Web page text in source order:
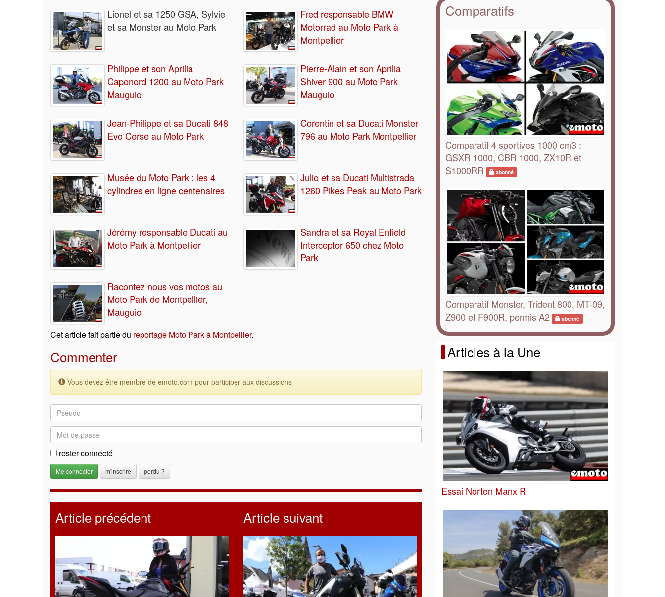
Lionel et sa 1250 GSA, Sylvie
et sa Monster au Moto Park
Fred responsable BMW
Motorrad au Moto Park à
Montpellier
Philippe et son Aprilia
Caponord 1200 au Moto Park
Mauguio
Pierre-Alain et son Aprilia
Shiver 900 au Moto Park
Mauguio
Jean-Philippe et sa Ducati 848
Evo Corse au Moto Park
Corentin et sa Ducati Monster
796 au Moto Park Montpellier
Musée du Moto Park : les 4
cylindres en ligne centenaires
Julio et sa Ducati Multistrada
1260 Pikes Peak au Moto Park
Jérémy responsable Ducati au
Moto Park à Montpellier
Sandra et sa Royal Enfield
Interceptor 650 chez Moto
Park
Racontez nous vos motos au
Moto Park de Montpellier,
Mauguio
Cet article fait partie du reportage Moto Park à Montpellier.
Commenter
Vous devez être membre de emoto.com pour participer aux discussions
rester connecté
m'inscrire perdu ?
Article précédent Article suivant
Comparatifs
Comparatif 4 sportives 1000 cm3 :
GSXR 1000, CBR 1000, ZX10R et
S1000RR
abonné
Comparatif Monster, Trident 800, MT-09,
Z900 et F900R, permis A2
abonné
Articles à la Une
Essai Norton Manx R